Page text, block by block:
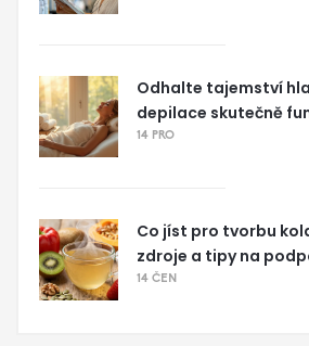
Odhalte tajemství
depilace skutečně
14 PRO
Co jíst pro tvorbu
zdroje a tipy na
14 ČEN